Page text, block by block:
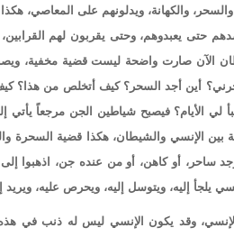
والسحر، والكهانة، ويدلونهم على المعاصي،
حتى يعبدوهم، وحتى يقربون لهم القرابين،
الآن صارت واضحة ليست قضية مخفية،
أين أجد السحر؟ كيف أتخلص من هذا؟
الأيام؟ فيصبح شياطين الجن مرجعاً يأتي
بين الإنسي والشيطان، هكذا قضية السحرة
ساحر، أو كاهن، أو من عنده جن، اذهبوا
يلجأ إليه، ويتوسل إليه، ويحرص عليه، ويريد
وقد يكون الإنسي ليس له ذنب في هذه